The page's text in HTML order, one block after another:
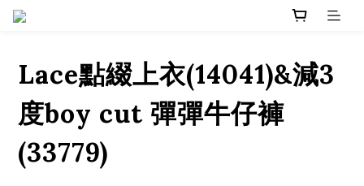
Lace點綴上衣(14041)&減3
度boy cut 彈彈牛仔褲
(33779)